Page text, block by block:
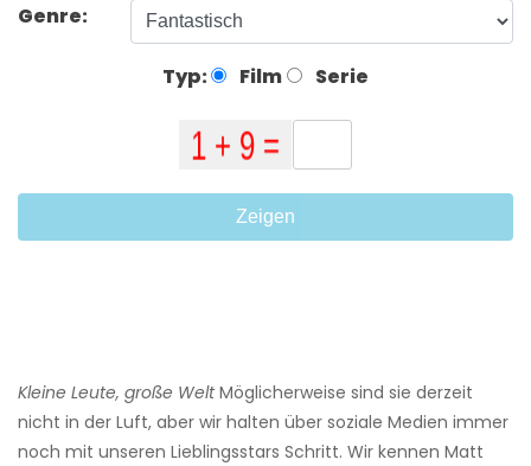
Genre:
Typ: Film Serie
Zeigen
Kleine Leute, große WeltMöglicherweise sind sie derzeit
nicht in der Luft, aber wir halten über soziale Medien immer
noch mit unseren Lieblingsstars Schritt. Wir kennen Matt